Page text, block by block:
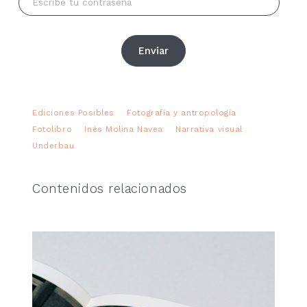
Enviar
Ediciones Posibles
Fotografía y antropología
Fotolibro
Inés Molina Navea
Narrativa visual
Underbau
Contenidos relacionados